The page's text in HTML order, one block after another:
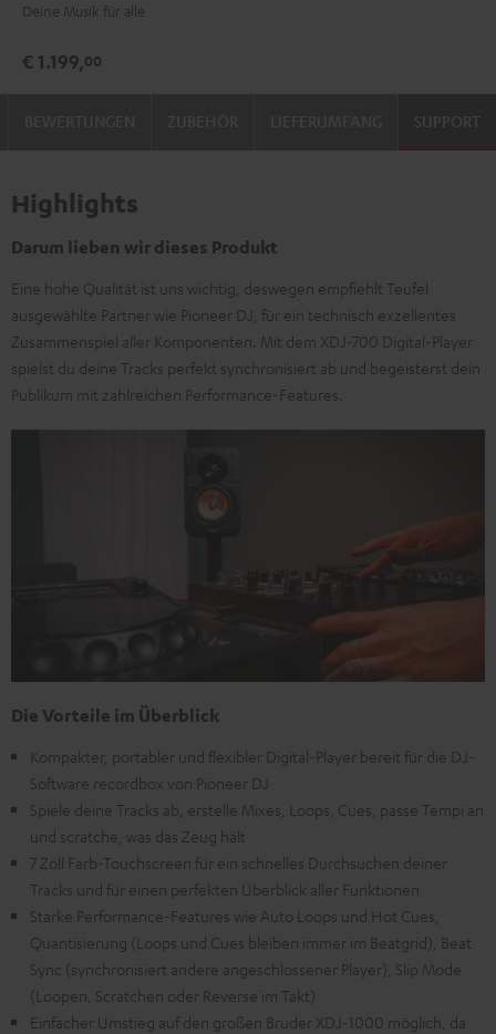
RR
Deine Musik für alle
€ 1.199,00
SUPPORT
Highlights
Darum lieben wir dieses Produkt
Eine hohe Qualität ist uns wichtig, deswegen empfiehlt Teufel
ausgewählte Partner wie Pioneer DJ, für ein technisch exzellentes
Zusammenspiel aller Komponenten. Mit dem XDJ-700 Digital-Player
spielst du deine Tracks perfekt synchronisiert ab und begeisterst dein
Publikum mit zahlreichen Performance-Features.
Die Vorteile im Überblick
Kompakter, portabler und flexibler Digital-Player bereit für die DJ-
Software recordbox von Pioneer DJ
Spiele deine Tracks ab, erstelle Mixes, Loops, Cues, passe Tempi an
und scratche, was das Zeug hält
7 Zoll Farb-Touchscreen für ein schnelles Durchsuchen deiner
Tracks und für einen perfekten Überblick aller Funktionen
Starke Performance-Features wie Auto Loops und Hot Cues,
Quantisierung (Loops und Cues bleiben immer im Beatgrid), Beat
Sync (synchronisiert andere angeschlossener Player), Slip Mode
(Loopen, Scratchen oder Reverse im Takt)
Einfacher Umstieg auf den großen Bruder XDJ-1000 möglich, da